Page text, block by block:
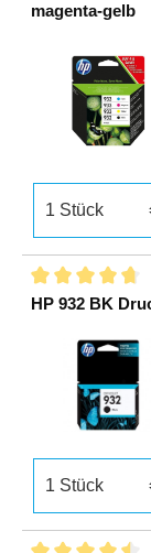
magenta-gelb
HP 932 BK